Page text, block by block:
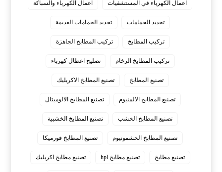
اعمال الكهرباء في المستشفيات اعمال الكهرباء والسباكة
تجديد الحمامات تجديد الحمامات القديمة
تركيب المطابخ تركيب المطابخ الجاهزة
تركيب المطابخ الرخام تصليح اعطال كهرباء
تصنيع المطابخ تصنيع المطابخ الاكريليك
تصنيع المطابخ الالمنيوم تصنيع المطابخ الالوميتال
تصنيع المطابخ الخشب تصنيع المطابخ الخشبية
تصنيع المطابخ الخشمونيوم تصنيع المطابخ فورميكا
تصنيع مطابخ تصنيع مطابخ hpl تصنيع مطابخ اكريليك